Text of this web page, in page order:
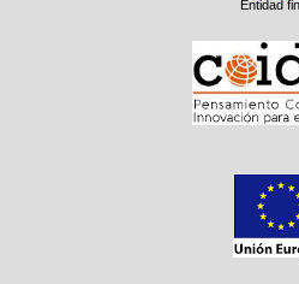
Entidad